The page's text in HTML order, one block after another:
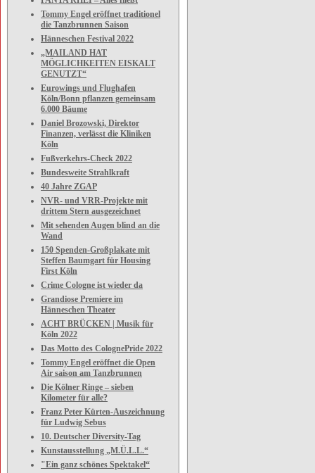
Tommy Engel eröffnet traditionel
die Tanzbrunnen Saison
Hänneschen Festival 2022
„MAILAND HAT
MÖGLICHKEITEN EISKALT
GENUTZT“
Eurowings und Flughafen
Köln/Bonn pflanzen gemeinsam
6.000 Bäume
Daniel Brozowski, Direktor
Finanzen, verlässt die Kliniken
Köln
Fußverkehrs-Check 2022
Bundesweite Strahlkraft
40 Jahre ZGAP
NVR- und VRR-Projekte mit
drittem Stern ausgezeichnet
Mit sehenden Augen blind an die
Wand
150 Spenden-Großplakate mit
Steffen Baumgart für Housing
First Köln
Crime Cologne ist wieder da
Grandiose Premiere im
Hänneschen Theater
ACHT BRÜCKEN | Musik für
Köln 2022
Das Motto des ColognePride 2022
Tommy Engel eröffnet die Open
Air saison am Tanzbrunnen
Die Kölner Ringe – sieben
Kilometer für alle?
Franz Peter Kürten-Auszeichnung
für Ludwig Sebus
10. Deutscher Diversity-Tag
Kunstausstellung „M.Ü.L.L.“
"Ein ganz schönes Spektakel“